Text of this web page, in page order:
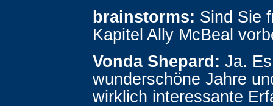
brainstorms: Sind Sie
Kapitel Ally McBeal
Vonda Shepard: Ja.
wunderschöne Jahre
wirklich interessante